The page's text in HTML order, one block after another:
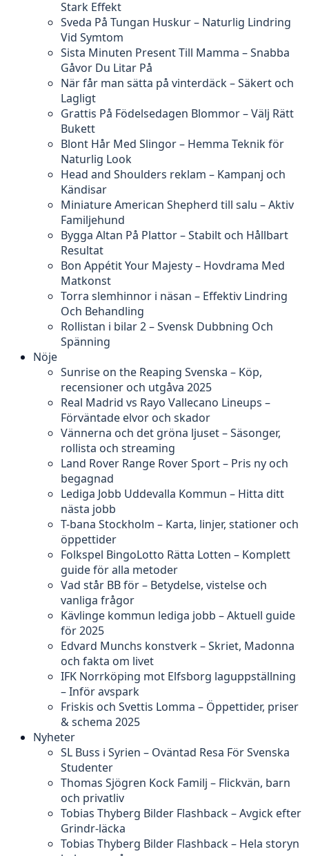
Stark Effekt
Sveda På Tungan Huskur – Naturlig Lindring
Vid Symtom
Sista Minuten Present Till Mamma – Snabba
Gåvor Du Litar På
När får man sätta på vinterdäck – Säkert och
Lagligt
Grattis På Födelsedagen Blommor – Välj Rätt
Bukett
Blont Hår Med Slingor – Hemma Teknik för
Naturlig Look
Head and Shoulders reklam – Kampanj och
Kändisar
Miniature American Shepherd till salu – Aktiv
Familjehund
Bygga Altan På Plattor – Stabilt och Hållbart
Resultat
Bon Appétit Your Majesty – Hovdrama Med
Matkonst
Torra slemhinnor i näsan – Effektiv Lindring
Och Behandling
Rollistan i bilar 2 – Svensk Dubbning Och
Spänning
Nöje
Sunrise on the Reaping Svenska – Köp,
recensioner och utgåva 2025
Real Madrid vs Rayo Vallecano Lineups –
Förväntade elvor och skador
Vännerna och det gröna ljuset – Säsonger,
rollista och streaming
Land Rover Range Rover Sport – Pris ny och
begagnad
Lediga Jobb Uddevalla Kommun – Hitta ditt
nästa jobb
T-bana Stockholm – Karta, linjer, stationer och
öppettider
Folkspel BingoLotto Rätta Lotten – Komplett
guide för alla metoder
Vad står BB för – Betydelse, vistelse och
vanliga frågor
Kävlinge kommun lediga jobb – Aktuell guide
för 2025
Edvard Munchs konstverk – Skriet, Madonna
och fakta om livet
IFK Norrköping mot Elfsborg laguppställning
– Inför avspark
Friskis och Svettis Lomma – Öppettider, priser
& schema 2025
Nyheter
SL Buss i Syrien – Oväntad Resa För Svenska
Studenter
Thomas Sjögren Kock Familj – Flickvän, barn
och privatliv
Tobias Thyberg Bilder Flashback – Avgick efter
Grindr-läcka
Tobias Thyberg Bilder Flashback – Hela storyn